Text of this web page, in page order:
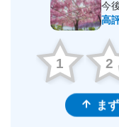
今
高
1 2
ま